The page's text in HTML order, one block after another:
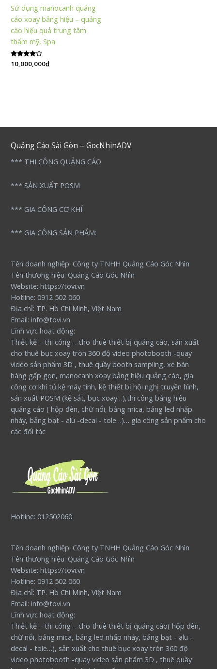
Sử dụng manocanh quảng
cáo xoay bảng hiệu – quảng
cáo hiệu quả trung tâm
thẩm mỹ, Spa
Được xếp
hạng
10,000,000₫
Quảng Cáo Sài Gòn – GocNhinADV
*** THI CÔNG QUẢNG CÁO
*** SẢN XUẤT POSM
*** GIA CÔNG CƠ KHÍ
*** GIA CÔNG SẢN PHẨM:
Tên doanh nghiệp: Công ty TNHH Quảng Cáo Góc Nhìn
Tên thương hiệu: Quảng Cáo Góc Nhìn
Website: https://tovi.vn
Hotline: 0912 502 060
Địa chỉ: TP. Hồ Chí Minh, Việt Nam
Email: info@tovi.vn
Lĩnh vực hoạt động:
Thiết kế – thi công – cho thuê thiết bị quảng cáo, sản xuất
cho thuê bục xoay tròn 360 độ video photobooth -quay
video sản phẩm 3D , thuê quầy booth sampling, xe bán
hàng gấp gọn, manocanh xoay bảng hiệu quảng cáo, gia
công cơ khí tủ kệ máy tính, kệ thiết bị hội nghị truyền hình,
sản xuất POSM (kệ sắt, bục xoay…),thi công bảng hiệu
quảng cáo ( hộp đèn, chữ nổi, bảng mica, bảng led nhấp
nháy, bảng bạt - alu -decal - tole…)… gia công sản phẩm cho
các đối tác
Hotline: 012502060
Tên doanh nghiệp: Công ty TNHH Quảng Cáo Góc Nhìn
Tên thương hiệu: Quảng Cáo Góc Nhìn
Website: https://tovi.vn
Hotline: 0912 502 060
Địa chỉ: TP. Hồ Chí Minh, Việt Nam
Email: info@tovi.vn
Lĩnh vực hoạt động:
Thiết kế – thi công – cho thuê thiết bị quảng cáo( hộp đèn,
chữ nổi, bảng mica, bảng led nhấp nháy, bảng bạt - alu -
decal - tole…), sản xuất cho thuê bục xoay tròn 360 độ
video photobooth -quay video sản phẩm 3D , thuê quầy